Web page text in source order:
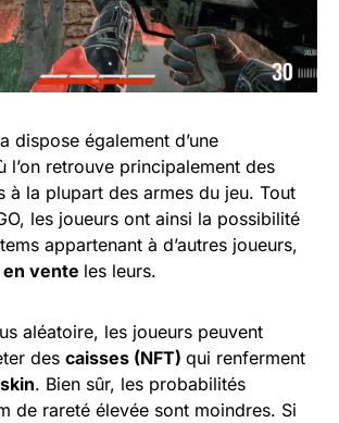
dispose également d’une
l’on retrouve principalement des
à la plupart des armes du jeu. Tout
les joueurs ont ainsi la possibilité
appartenant à d’autres joueurs,
vente les leurs.
aléatoire, les joueurs peuvent
des caisses (NFT) qui renferment
. Bien sûr, les probabilités
de rareté élevée sont moindres. Si